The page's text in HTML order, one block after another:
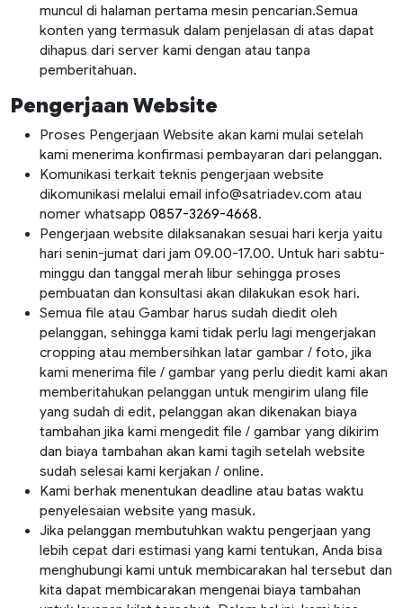
muncul di halaman pertama mesin pencarian.Semua
konten yang termasuk dalam penjelasan di atas dapat
dihapus dari server kami dengan atau tanpa
pemberitahuan.
Pengerjaan Website
Proses Pengerjaan Website akan kami mulai setelah
kami menerima konfirmasi pembayaran dari pelanggan.
Komunikasi terkait teknis pengerjaan website
dikomunikasi melalui email info@satriadev.com atau
nomer whatsapp 0857-3269-4668.
Pengerjaan website dilaksanakan sesuai hari kerja yaitu
hari senin-jumat dari jam 09.00-17.00. Untuk hari sabtu-
minggu dan tanggal merah libur sehingga proses
pembuatan dan konsultasi akan dilakukan esok hari.
Semua file atau Gambar harus sudah diedit oleh
pelanggan, sehingga kami tidak perlu lagi mengerjakan
cropping atau membersihkan latar gambar / foto, jika
kami menerima file / gambar yang perlu diedit kami akan
memberitahukan pelanggan untuk mengirim ulang file
yang sudah di edit, pelanggan akan dikenakan biaya
tambahan jika kami mengedit file / gambar yang dikirim
dan biaya tambahan akan kami tagih setelah website
sudah selesai kami kerjakan / online.
Kami berhak menentukan deadline atau batas waktu
penyelesaian website yang masuk.
Jika pelanggan membutuhkan waktu pengerjaan yang
lebih cepat dari estimasi yang kami tentukan, Anda bisa
menghubungi kami untuk membicarakan hal tersebut dan
kita dapat membicarakan mengenai biaya tambahan